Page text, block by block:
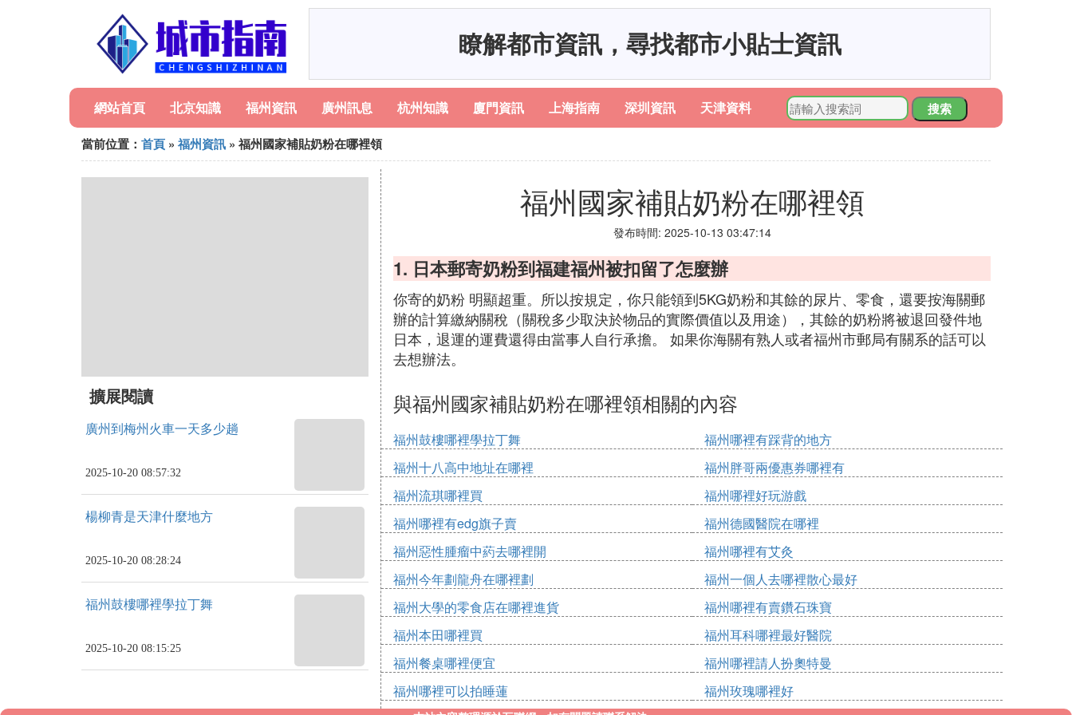
瞭解都市資訊，尋找都市小貼士資訊
網站首頁 北京知識 福州資訊 廣州訊息 杭州知識 廈門資訊 上海指南 深圳資訊 天津資料
搜索
當前位置： 首頁 » 福州資訊 » 福州國家補貼奶粉在哪裡領
擴展閱讀
廣州到梅州火車一天多少趟
2025-10-20 08:57:32
楊柳青是天津什麼地方
2025-10-20 08:28:24
福州鼓樓哪裡學拉丁舞
2025-10-20 08:15:25
福州國家補貼奶粉在哪裡領
發布時間: 2025-10-13 03:47:14
1. 日本郵寄奶粉到福建福州被扣留了怎麼辦
你寄的奶粉 明顯超重。所以按規定，你只能領到5KG奶粉和其餘的尿片、零食，還要按海關郵
辦的計算繳納關稅（關稅多少取決於物品的實際價值以及用途），其餘的奶粉將被退回發件地
日本，退運的運費還得由當事人自行承擔。 如果你海關有熟人或者福州市郵局有關系的話可以
去想辦法。
與福州國家補貼奶粉在哪裡領相關的內容
福州鼓樓哪裡學拉丁舞
福州哪裡有踩背的地方
福州十八高中地址在哪裡
福州胖哥兩優惠券哪裡有
福州流琪哪裡買
福州哪裡好玩游戲
福州哪裡有edg旗子賣
福州德國醫院在哪裡
福州惡性腫瘤中葯去哪裡開
福州哪裡有艾灸
福州今年劃龍舟在哪裡劃
福州一個人去哪裡散心最好
福州大學的零食店在哪裡進貨
福州哪裡有賣鑽石珠寶
福州本田哪裡買
福州耳科哪裡最好醫院
福州餐桌哪裡便宜
福州哪裡請人扮奧特曼
福州哪裡可以拍睡蓮
福州玫瑰哪裡好